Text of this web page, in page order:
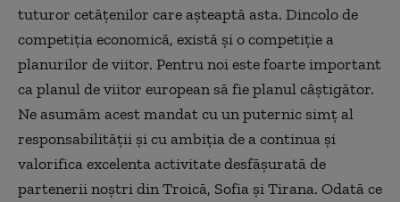
tuturor cetăţenilor care aşteaptă asta. Dincolo de
competiţia economică, există şi o competiţie a
planurilor de viitor. Pentru noi este foarte important
ca planul de viitor european să fie planul câştigător.
Ne asumăm acest mandat cu un puternic simţ al
responsabilităţii şi cu ambiţia de a continua şi
valorifica excelenta activitate desfăşurată de
partenerii noştri din Troică, Sofia şi Tirana. Odată ce